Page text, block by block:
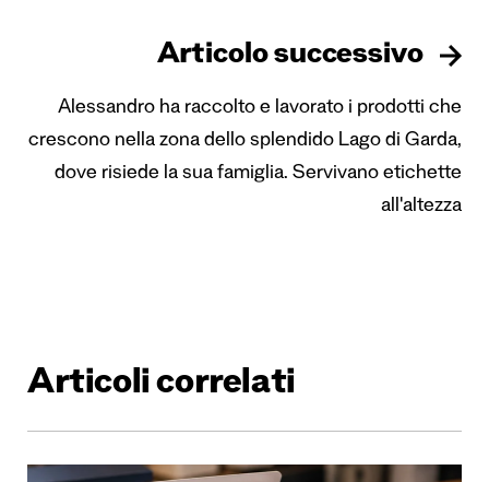
Articolo successivo
Alessandro ha raccolto e lavorato i prodotti che
crescono nella zona dello splendido Lago di Garda,
dove risiede la sua famiglia. Servivano etichette
all'altezza
Articoli correlati